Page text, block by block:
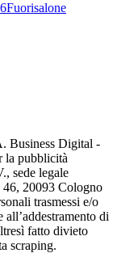
Fuorisalone
Business Digital -
la pubblicità
sede legale
20093 Cologno
trasmessi e/o
di
fatto divieto
scraping.